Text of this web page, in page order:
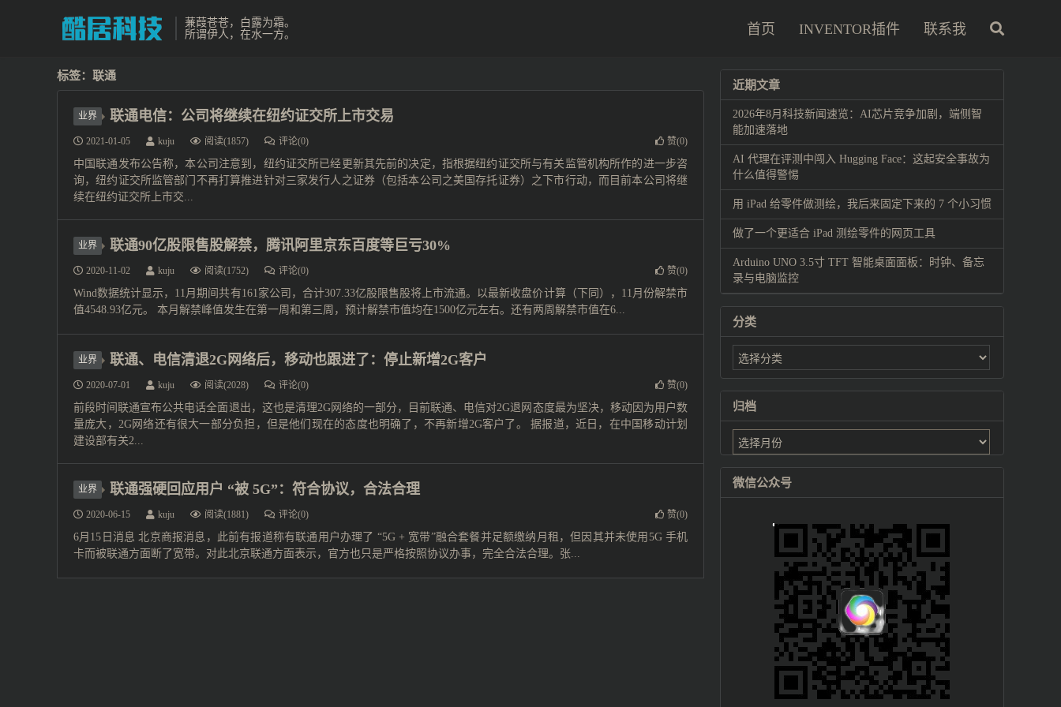
蒹葭苍苍，白露为霜。
所谓伊人，在水一方。
首页 INVENTOR插件 联系我
标签：联通
业界 联通电信：公司将继续在纽约证交所上市交易
2021-01-05 kuju 阅读(1857) 评论(0) 赞(0)
中国联通发布公告称，本公司注意到，纽约证交所已经更新其先前的决定，指根据纽约证交所与有关监管机构所作的进一步咨
询，纽约证交所监管部门不再打算推进针对三家发行人之证券（包括本公司之美国存托证券）之下市行动，而目前本公司将继
续在纽约证交所上市交...
业界 联通90亿股限售股解禁，腾讯阿里京东百度等巨亏30%
2020-11-02 kuju 阅读(1752) 评论(0) 赞(0)
Wind数据统计显示，11月期间共有161家公司，合计307.33亿股限售股将上市流通。以最新收盘价计算（下同），11月份解禁市
值4548.93亿元。 本月解禁峰值发生在第一周和第三周，预计解禁市值均在1500亿元左右。还有两周解禁市值在6...
业界 联通、电信清退2G网络后，移动也跟进了：停止新增2G客户
2020-07-01 kuju 阅读(2028) 评论(0) 赞(0)
前段时间联通宣布公共电话全面退出，这也是清理2G网络的一部分，目前联通、电信对2G退网态度最为坚决，移动因为用户数
量庞大，2G网络还有很大一部分负担，但是他们现在的态度也明确了，不再新增2G客户了。 据报道，近日，在中国移动计划
建设部有关2...
业界 联通强硬回应用户 “被 5G”：符合协议，合法合理
2020-06-15 kuju 阅读(1881) 评论(0) 赞(0)
6月15日消息 北京商报消息，此前有报道称有联通用户办理了 “5G + 宽带”融合套餐并足额缴纳月租，但因其并未使用5G 手机
卡而被联通方面断了宽带。对此北京联通方面表示，官方也只是严格按照协议办事，完全合法合理。张...
近期文章
2026年8月科技新闻速览：AI芯片竞争加剧，端侧智
能加速落地
AI 代理在评测中闯入 Hugging Face：这起安全事故为
什么值得警惕
用 iPad 给零件做测绘，我后来固定下来的 7 个小习惯
做了一个更适合 iPad 测绘零件的网页工具
Arduino UNO 3.5寸 TFT 智能桌面面板：时钟、备忘
录与电脑监控
分类
归档
微信公众号